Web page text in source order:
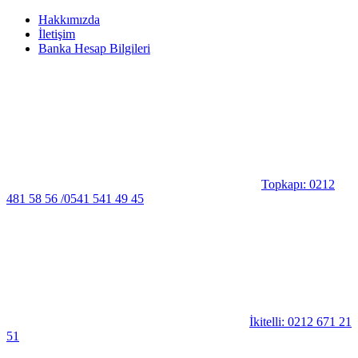
Hakkımızda
İletişim
Banka Hesap Bilgileri
Topkapı: 0212
481 58 56 /0541 541 49 45
İkitelli: 0212 671 21
51